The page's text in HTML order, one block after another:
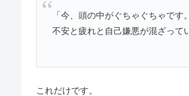
「今、頭の中がぐちゃぐちゃです。
不安と疲れと自己嫌悪が混ざって
これだけです。